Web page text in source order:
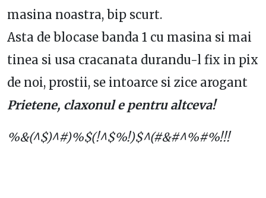
masina noastra, bip scurt.
Asta de blocase banda 1 cu masina si mai
tinea si usa cracanata durandu-l fix in pix
de noi, prostii, se intoarce si zice arogant
Prietene, claxonul e pentru altceva!
%&(^$)^#)%$(!^$%!)$^(#&#^%#%!!!